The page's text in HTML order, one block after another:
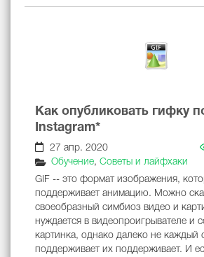
Как опубликовать гифку
Instagram*
27 апр. 2020
Обучение, Советы и лайфхаки
GIF -- это формат изображения,
поддерживает анимацию. Можно
своеобразный симбиоз видео и
нуждается в видеопроигрывателе и
картинка, однако далеко не каждый
поддерживает их поддерживает. И